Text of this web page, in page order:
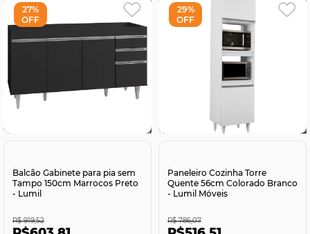
27%
OFF
Balcão Gabinete para pia sem
Tampo 150cm Marrocos Preto
- Lumil
R$ 919,52
29%
OFF
Paneleiro Cozinha Torre
Quente 56cm Colorado Branco
- Lumil Móveis
R$ 786,07